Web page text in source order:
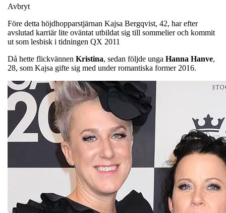
Avbryt
Före detta höjdhopparstjärnan Kajsa Bergqvist, 42, har efter
avslutad karriär lite oväntat utbildat sig till sommelier och kommit
ut som lesbisk i tidningen QX 2011
Då hette flickvännen Kristina, sedan följde unga Hanna Hanve,
28, som Kajsa gifte sig med under romantiska former 2016.